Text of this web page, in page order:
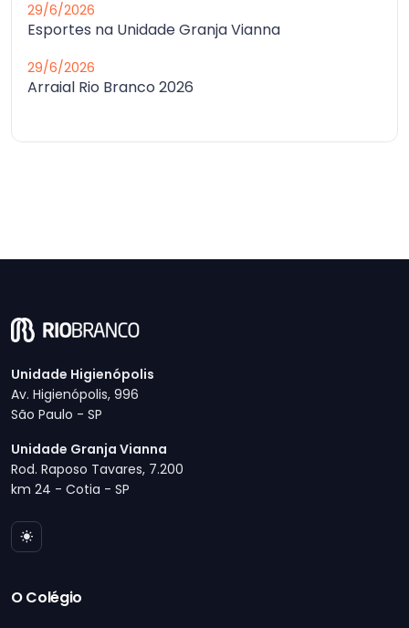
29/6/2026
Esportes na Unidade Granja Vianna
29/6/2026
Arraial Rio Branco 2026
Unidade Higienópolis
Av. Higienópolis, 996
São Paulo - SP
Unidade Granja Vianna
Rod. Raposo Tavares, 7.200
km 24 - Cotia - SP
O Colégio